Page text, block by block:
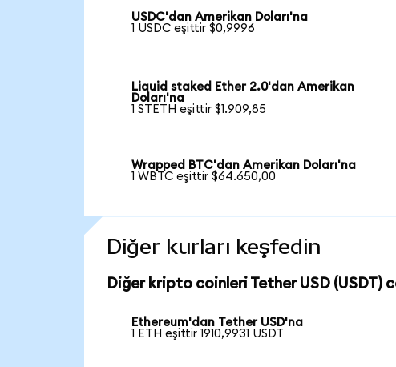
USDC'dan Amerikan Doları'na
1 USDC eşittir $0,9996
Liquid staked Ether 2.0'dan Amerikan
Doları'na
1 STETH eşittir $1.909,85
Wrapped BTC'dan Amerikan Doları'na
1 WBTC eşittir $64.650,00
Diğer kurları keşfedin
Diğer kripto coinleri Tether USD (USDT)
Ethereum'dan Tether USD'na
1 ETH eşittir 1910,9931 USDT